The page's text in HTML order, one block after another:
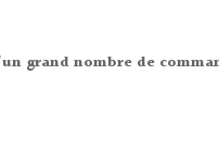
grand nombre de